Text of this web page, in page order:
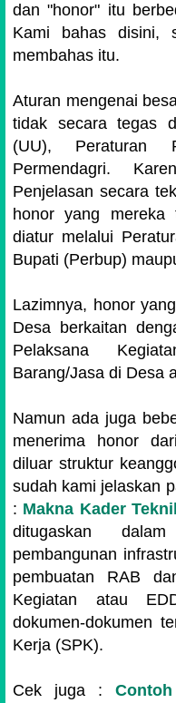
dan "honor" itu
Kami bahas disini,
membahas itu.
Aturan mengenai
tidak secara tegas
(UU), Peraturan
Permendagri.
Penjelasan secara
honor yang mereka
diatur melalui
Bupati (Perbup)
Lazimnya, honor
Desa berkaitan
Pelaksana
Barang/Jasa di Desa
Namun ada juga
menerima honor
diluar struktur
sudah kami jelaskan
: Makna Kader
ditugaskan
pembangunan
pembuatan RAB
Kegiatan atau
dokumen-dokumen
Kerja (SPK).
Cek juga :